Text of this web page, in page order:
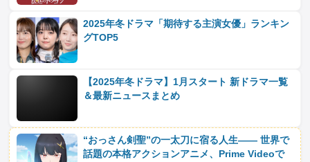
2025年冬ドラマ「期待する主演女優」ランキン
グTOP5
【2025年冬ドラマ】1月スタート 新ドラマ一覧
＆最新ニュースまとめ
“おっさん剣聖”の一太刀に宿る人生―― 世界で
話題の本格アクションアニメ、Prime Videoで